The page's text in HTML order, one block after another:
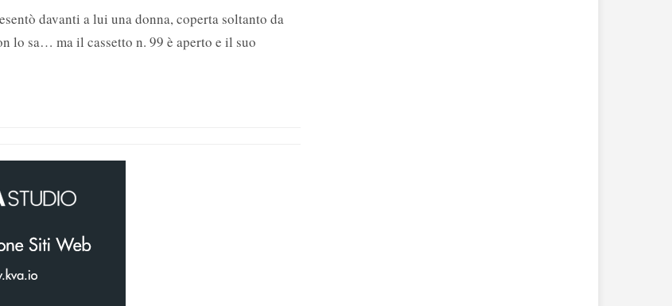
davanti a lui una donna, coperta soltanto da
lo sa… ma il cassetto n. 99 è aperto e il suo